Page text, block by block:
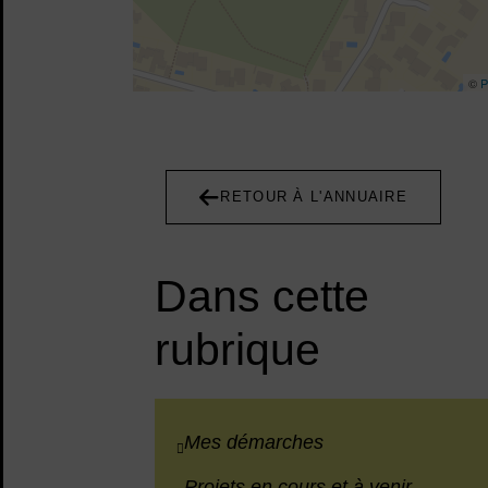
©
RETOUR À L'ANNUAIRE
Dans cette
rubrique
Mes démarches